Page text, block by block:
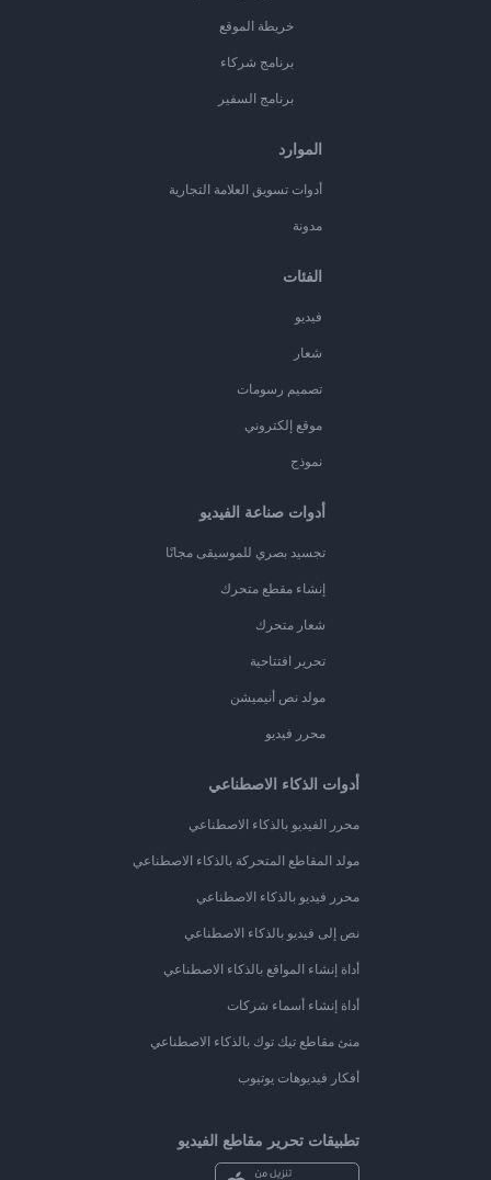
خريطة الموقع
برنامج شركاء
برنامج السفير
الموارد
أدوات تسويق العلامة التجارية
مدونة
الفئات
فيديو
شعار
تصميم رسومات
موقع إلكتروني
نموذج
أدوات صناعة الفيديو
تجسيد بصري للموسيقى مجانًا
إنشاء مقطع متحرك
شعار متحرك
تحرير افتتاحية
مولد نص أنيميشن
محرر فيديو
أدوات الذكاء الاصطناعي
محرر الفيديو بالذكاء الاصطناعي
مولد المقاطع المتحركة بالذكاء الاصطناعي
محرر فيديو بالذكاء الاصطناعي
نص إلى فيديو بالذكاء الاصطناعي
أداة إنشاء المواقع بالذكاء الاصطناعي
أداة إنشاء أسماء شركات
منئ مقاطع تيك توك بالذكاء الاصطناعي
أفكار فيديوهات يوتيوب
تطبيقات تحرير مقاطع الفيديو